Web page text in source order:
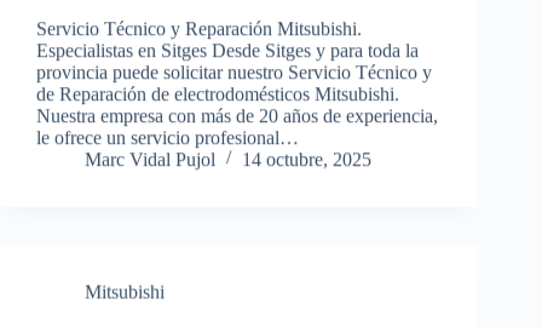
Servicio Técnico y Reparación Mitsubishi.
Especialistas en Sitges Desde Sitges y para toda la
provincia puede solicitar nuestro Servicio Técnico y
de Reparación de electrodomésticos Mitsubishi.
Nuestra empresa con más de 20 años de experiencia,
le ofrece un servicio profesional…
Marc Vidal Pujol
14 octubre, 2025
Mitsubishi